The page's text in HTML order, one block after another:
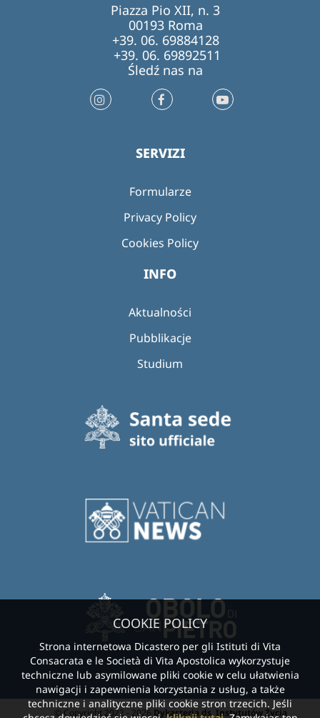
Piazza Pio XII, n. 3
00193 Roma
+39. 06. 69884128
+39. 06. 69892511
Śledź nas na
SERVIZI
Formularze
Privacy Policy
Cookies Policy
INFO
Aktualności
Pubblikacje
Studium
© Copyright 2022 - 2026 Dykasteria ds. Instytutów Życia
COOKIE POLICY
Strona internetowa Dicastero per gli Istituti di Vita
Consacrata e le Società di Vita Apostolica wykorzystuje
techniczne lub asymilowane pliki cookie w celu ułatwienia
nawigacji i zapewnienia korzystania z usług, a także
techniczne i analityczne pliki cookie stron trzecich. Jeśli